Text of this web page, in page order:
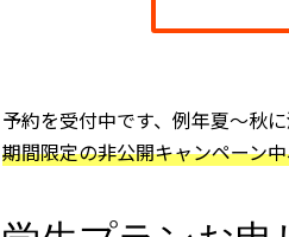
予約を受付中です、例年夏～秋
期間限定の非公開キャンペーン